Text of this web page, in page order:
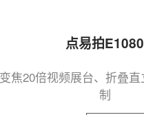
点易拍E1080
变焦20倍视频展台、折叠
制